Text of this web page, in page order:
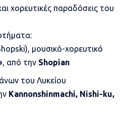
χορευτικές παραδόσεις του
μουσικό-χορευτικό
, από την Shopian
του Λυκείου
Kannonshinmachi, Nishi-ku,